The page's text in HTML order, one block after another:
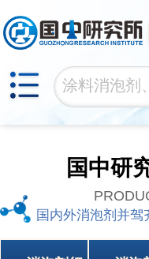
国中
国内外消泡剂并